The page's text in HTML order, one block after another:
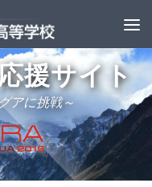
援サイト
アに挑戦～